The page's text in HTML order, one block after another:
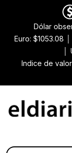
Dólar
Euro: $1053.08
Indice de